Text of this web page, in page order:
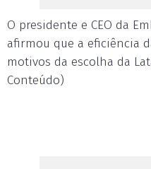
O presidente e CEO da
afirmou que a eficiência
motivos da escolha da
Conteúdo)